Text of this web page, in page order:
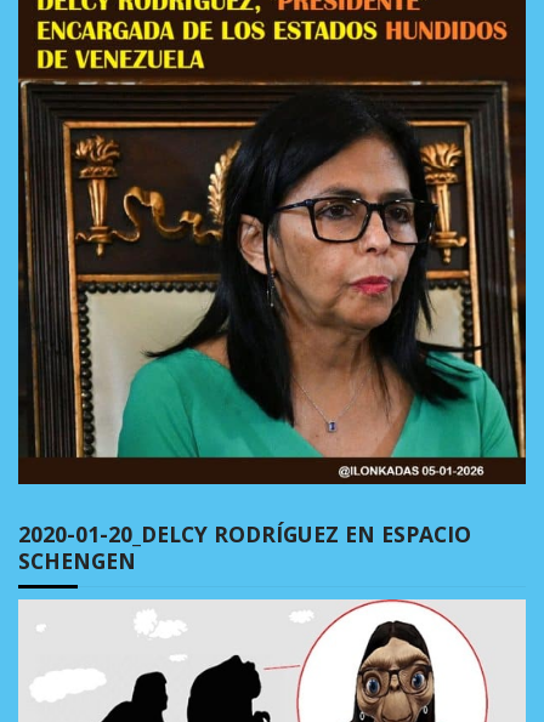
2020-01-20_DELCY RODRÍGUEZ EN ESPACIO
SCHENGEN